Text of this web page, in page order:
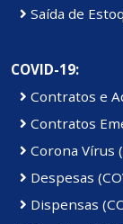
Saída de
COVID-19:
Contratos e
Contratos
Corona Vírus
Despesas
Dispensas